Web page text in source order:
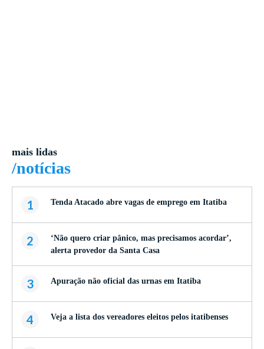
mais lidas
/notícias
1 Tenda Atacado abre vagas de emprego em Itatiba
2
‘Não quero criar pânico, mas precisamos acordar’,
alerta provedor da Santa Casa
3 Apuração não oficial das urnas em Itatiba
4 Veja a lista dos vereadores eleitos pelos itatibenses